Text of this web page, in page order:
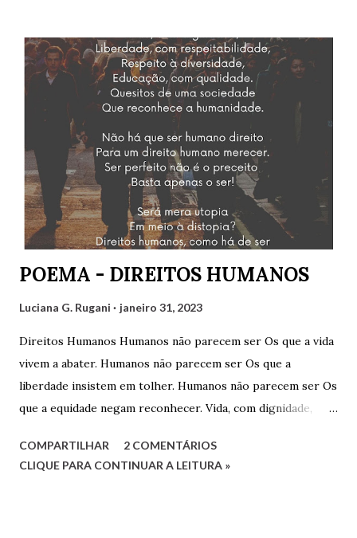
Catarina, em razão de um compromisso de última hora, não
pôde participar. Mas contamos também com as convidadas
Mirtzi Lima Ribeiro e Valéria Kataki e com os convidados
Hairon Herbert, Julimar Silva, Ricardo Vianna Hoffmann e
Tarciso Martins. Agradeço a Gilvaldo Quinzeiro pelo
convite e pela oportunidade de participar de um encontro
tão engrandecedor, oportunidade que temos para aprender
muito sobre variados assuntos. Cliquem abaixo para
assistir: Luciana G. Rugani
POEMA - DIREITOS HUMANOS
Luciana G. Rugani janeiro 31, 2023
Direitos Humanos Humanos não parecem ser Os que a vida
vivem a abater. Humanos não parecem ser Os que a
liberdade insistem em tolher. Humanos não parecem ser Os
que a equidade negam reconhecer. Vida, com dignidade,
Educação, com qualidade. Quesitos de uma sociedade Que
reconhece a humanidade. Não há que ser humano direito
COMPARTILHAR
2 COMENTÁRIOS
CLIQUE PARA CONTINUAR A LEITURA »